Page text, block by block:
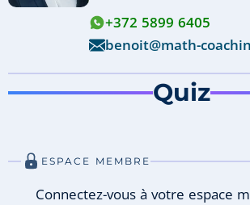
+372 5899 6405
benoit@math-
Quiz
ESPACE MEMBRE
Connectez-vous à votre espace